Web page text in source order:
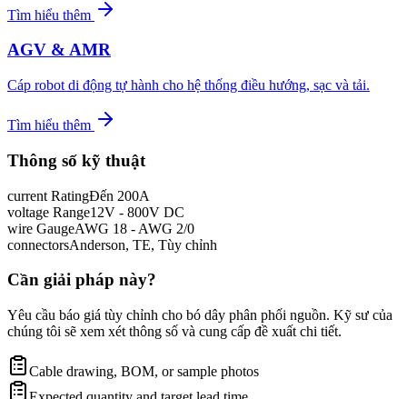
Tìm hiểu thêm
AGV & AMR
Cáp robot di động tự hành cho hệ thống điều hướng, sạc và tải.
Tìm hiểu thêm
Thông số kỹ thuật
current RatingĐến 200A
voltage Range12V - 800V DC
wire GaugeAWG 18 - AWG 2/0
connectorsAnderson, TE, Tùy chỉnh
Cần giải pháp này?
Yêu cầu báo giá tùy chỉnh cho bó dây phân phối nguồn. Kỹ sư của
chúng tôi sẽ xem xét thông số và cung cấp đề xuất chi tiết.
Cable drawing, BOM, or sample photos